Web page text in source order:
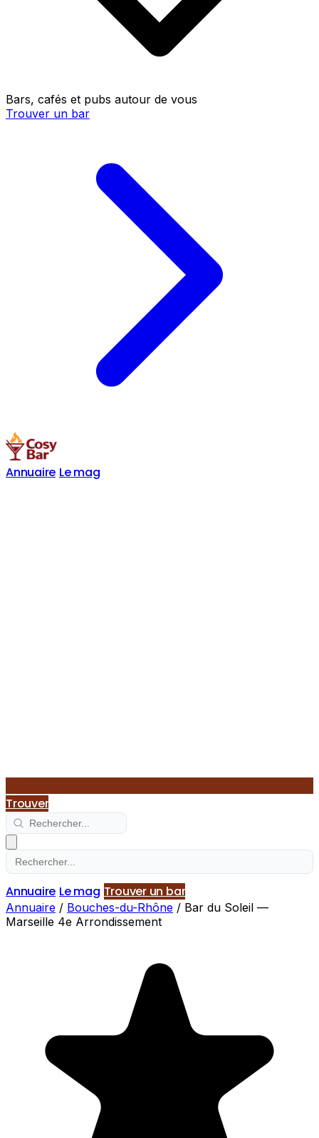
Bars, cafés et pubs autour de vous
Trouver un bar
Annuaire Le mag
Trouver
Annuaire Le mag Trouver un bar
Annuaire / Bouches-du-Rhône / Bar du Soleil —
Marseille 4e Arrondissement